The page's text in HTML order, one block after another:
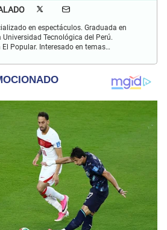
en espectáculos. Graduada en
Tecnológica del Perú.
El Popular. Interesado en temas